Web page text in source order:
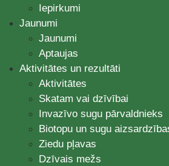
Iepirkumi
Jaunumi
Jaunumi
Aptaujas
Aktivitātes un rezultāti
Aktivitātes
Skatam vai dzīvībai
Invazīvo sugu pārvaldnieks
Biotopu un sugu
Ziedu pļavas
Dzīvais mežs